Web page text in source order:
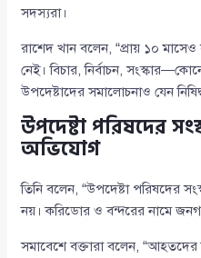
সদস্যরা।
রাশেদ খান বলেন, “প্রায় ১০
নেই। বিচার, নির্বাচন,
উপদেষ্টাদের সমালোচনাও যেন
উপদেষ্টা পরিষদের
অভিযোগ
তিনি বলেন, “উপদেষ্টা পরিষদের
নয়। করিডোর ও বন্দরের নামে
সমাবেশে বক্তারা বলেন, “আহতদের